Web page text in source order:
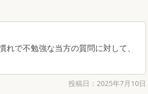
で不勉強な当方の質問に対して、
投稿日： 2025年7月10日